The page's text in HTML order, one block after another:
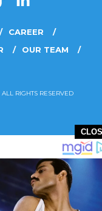
CAREER
OUR TEAM
RIGHTS RESERVED